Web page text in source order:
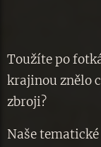
Toužíte po
krajinou znělo
zbroji?
Naše